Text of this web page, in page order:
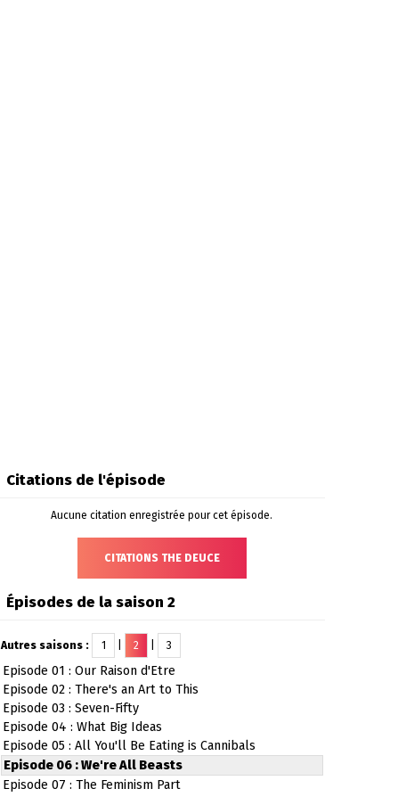
Citations de l'épisode
Aucune citation enregistrée pour cet épisode.
CITATIONS THE DEUCE
Épisodes de la saison 2
Autres saisons : 1 2 3
Episode 01 : Our Raison d'Etre
Episode 02 : There's an Art to This
Episode 03 : Seven-Fifty
Episode 04 : What Big Ideas
Episode 05 : All You'll Be Eating is Cannibals
Episode 06 : We're All Beasts
Episode 07 : The Feminism Part